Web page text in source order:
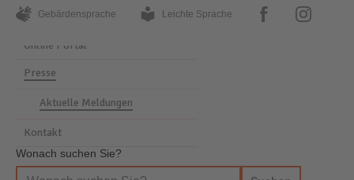
Gebärden­sprache Leichte Sprache facebook instagram
Online Portal
Presse
Aktuelle Meldungen
Kontakt
Wonach suchen Sie?